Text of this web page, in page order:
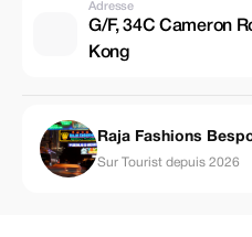
Adresse
G/F, 34C Cameron
Kong
Raja Fashions
Sur Tourist depuis 2026